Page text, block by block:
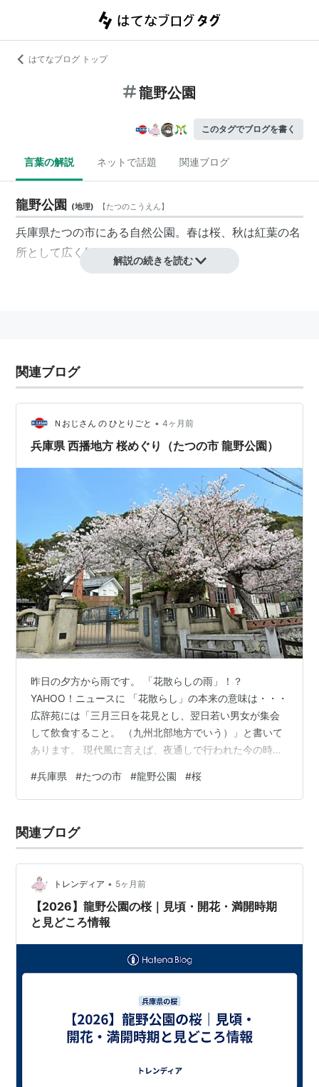
はてなブログ トップ
龍野公園
このタグでブログを書く
言葉の解説 ネットで話題 関連ブログ
龍野公園 (地理) 【たつのこうえん】
兵庫県たつの市にある自然公園。春は桜、秋は紅葉の名
所として広く知られている。
解説の続きを読む
関連ブログ
Ｎおじさん の ひとりごと • 4ヶ月前
兵庫県 西播地方 桜めぐり（たつの市 龍野公園）
昨日の夕方から雨です。 「花散らしの雨」！？
YAHOO！ニュースに 「花散らし」の本来の意味は・・・
広辞苑には「三月三日を花見とし、翌日若い男女が集会
して飲食すること。 （九州北部地方でいう）」と書いて
あります。 現代風に言えば、夜通しで行われた今の時代
庫県西部（西播地方 南地域）桜めぐりに行ってました。
西播地方の 南地域：たつの市・相生市・上郡町・赤穂市
ロマン館 の 桜 月曜日で 休館でした。 カネヰ醬油跡 の
枝垂れ桜 大正ロマン館 前の マンホール蓋 重要伝統的建
#兵庫県 #たつの市 #龍野公園 #桜
関連ブログ
トレンディア • 5ヶ月前
【2026】龍野公園の桜｜見頃・開花・満開時期
と見どころ情報